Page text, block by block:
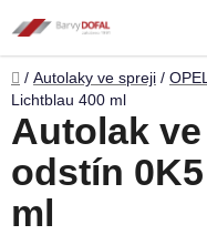
na
obsah
Domů
/ Autolaky ve spreji / OPEL
Lichtblau 400 ml
Autolak
odstín
ml